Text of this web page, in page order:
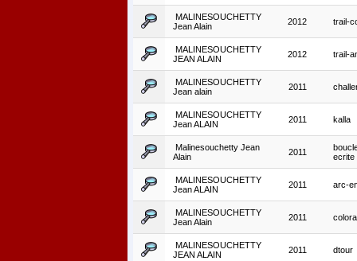
MALINESOUCHETTY
Jean Alain
2012 trail-
MALINESOUCHETTY
JEAN ALAIN
2012 trail-
MALINESOUCHETTY
Jean alain
2011
MALINESOUCHETTY
Jean ALAIN
2011 kalla
Malinesouchetty Jean
Alain
2011
ecrite
MALINESOUCHETTY
Jean ALAIN
2011 arc-
MALINESOUCHETTY
Jean Alain
2011
MALINESOUCHETTY
JEAN ALAIN
2011 dtour